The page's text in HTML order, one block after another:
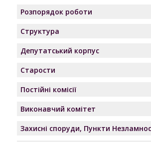
Розпорядок роботи
Структура
Депутатський корпус
Старости
Постійні комісії
Виконавчий комітет
Захисні споруди, Пункти